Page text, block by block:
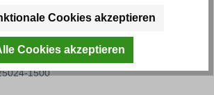
Oberteil 200 mm Höhe
1500
Cookies akzeptieren
Cookies akzeptieren